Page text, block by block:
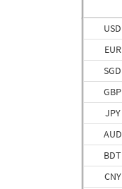
USD
EUR
SGD
GBP
JPY
AUD
BDT
CNY